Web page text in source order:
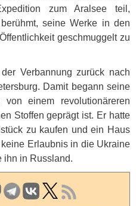
zum Aralsee teil,
seine Werke in den
geschmuggelt zu
Verbannung zurück nach
Damit begann seine
von einem revolutionäreren
Stoffen geprägt ist. Er hatte
zu kaufen und ein Haus
Erlaubnis in die Ukraine
ihn in Russland.